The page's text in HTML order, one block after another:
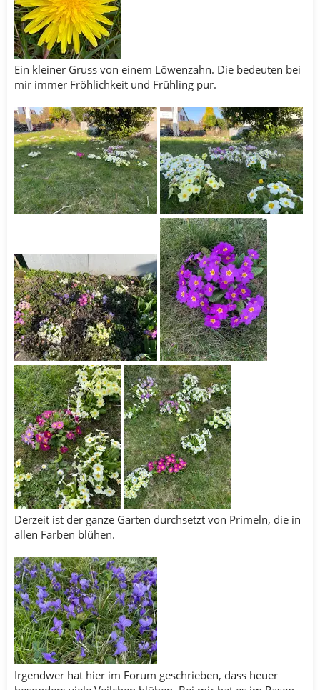
Ein kleiner Gruss von einem Löwenzahn. Die bedeuten bei
mir immer Fröhlichkeit und Frühling pur.
Derzeit ist der ganze Garten durchsetzt von Primeln, die in
allen Farben blühen.
Irgendwer hat hier im Forum geschrieben, dass heuer